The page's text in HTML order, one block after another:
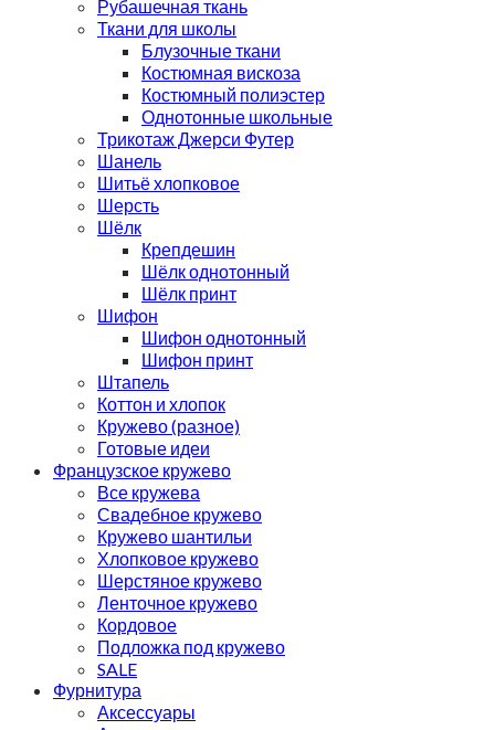
Рубашечная ткань
Ткани для школы
Блузочные ткани
Костюмная вискоза
Костюмный полиэстер
Однотонные школьные
Трикотаж Джерси Футер
Шанель
Шитьё хлопковое
Шерсть
Шёлк
Крепдешин
Шёлк однотонный
Шёлк принт
Шифон
Шифон однотонный
Шифон принт
Штапель
Коттон и хлопок
Кружево (разное)
Готовые идеи
Французское кружево
Все кружева
Свадебное кружево
Кружево шантильи
Хлопковое кружево
Шерстяное кружево
Ленточное кружево
Кордовое
Подложка под кружево
SALE
Фурнитура
Аксессуары